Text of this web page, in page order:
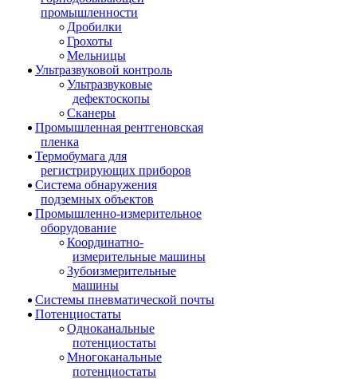
промышленности
Дробилки
Грохоты
Мельницы
Ультразвуковой контроль
Ультразвуковые
дефектоскопы
Сканеры
Промышленная рентгеновская
пленка
Термобумага для
регистрирующих приборов
Система обнаружения
подземных объектов
Промышленно-измерительное
оборудование
Координатно-
измерительные машины
Зубоизмерительные
машины
Системы пневматической почты
Потенциостаты
Одноканальные
потенциостаты
Многоканальные
потенциостаты